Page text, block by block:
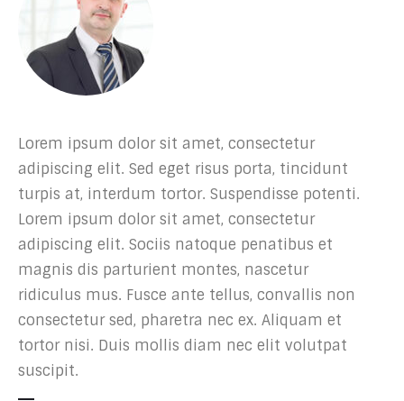
Lorem ipsum dolor sit amet, consectetur
adipiscing elit. Sed eget risus porta, tincidunt
turpis at, interdum tortor. Suspendisse potenti.
Lorem ipsum dolor sit amet, consectetur
adipiscing elit. Sociis natoque penatibus et
magnis dis parturient montes, nascetur
ridiculus mus. Fusce ante tellus, convallis non
consectetur sed, pharetra nec ex. Aliquam et
tortor nisi. Duis mollis diam nec elit volutpat
suscipit.